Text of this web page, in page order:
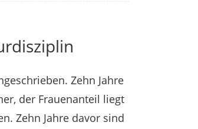
Zehn Jahre
der Frauenanteil liegt
Zehn Jahre davor sind